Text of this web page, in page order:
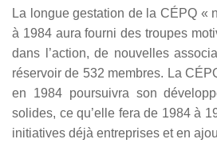
La longue gestation de la CÉPQ «
à 1984 aura fourni des troupes
dans l’action, de nouvelles
réservoir de 532 membres. La
en 1984 poursuivra son
solides, ce qu’elle fera de 1984 à
initiatives déjà entreprises et en